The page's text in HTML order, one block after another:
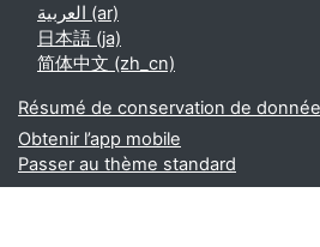
العربية ‎(ar)‎
日本語 ‎(ja)‎
简体中文 ‎(zh_cn)‎
Résumé de conservation de
Obtenir l’app mobile
Passer au thème standard